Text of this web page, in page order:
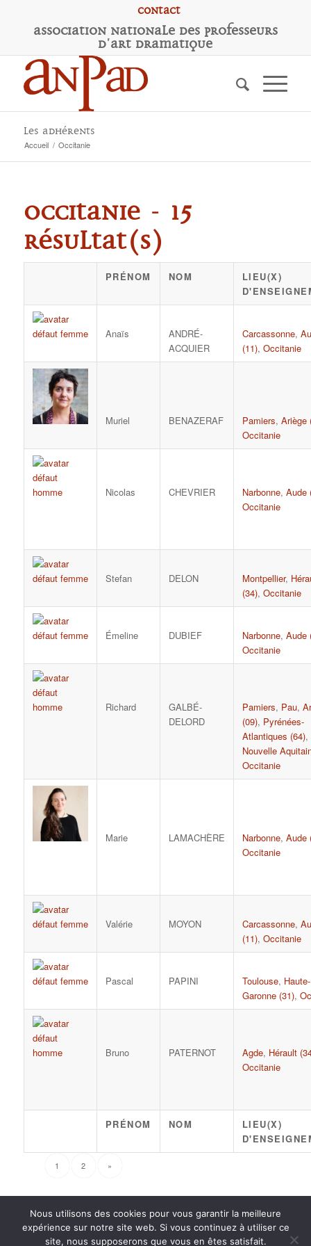
Contact
Association Nationale des Professeurs
d'Art Dramatique
Les adhérents
Accueil / Occitanie
Occitanie - 15
résultat(s)
PRÉNOM NOM
LIEU(X)
Anaïs
ANDRÉ-
ACQUIER
Carcassonne,
(11), Occitanie
Muriel BENAZERAF Pamiers, Ariège
Occitanie
Nicolas CHEVRIER Narbonne, Aude
Occitanie
Stefan DELON Montpellier,
(34), Occitanie
Émeline DUBIEF Narbonne, Aude
Occitanie
Richard
GALBÉ-
DELORD
Pamiers, Pau,
(09), Pyrénées-
Atlantiques (64),
Nouvelle
Occitanie
Marie LAMACHÈRE Narbonne, Aude
Occitanie
Valérie MOYON Carcassonne,
(11), Occitanie
Pascal PAPINI Toulouse, Haute-
Garonne (31),
Bruno PATERNOT Agde, Hérault
Occitanie
PRÉNOM NOM
LIEU(X)
1 2 »
Nous utilisons des cookies pour vous garantir la meilleure
expérience sur notre site web. Si vous continuez à utiliser ce
site, nous supposerons que vous en êtes satisfait.